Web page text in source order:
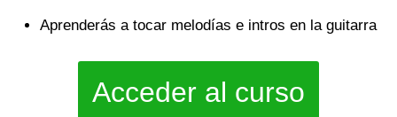
Aprenderás a tocar melodías e intros en la guitarra
Acceder al curso